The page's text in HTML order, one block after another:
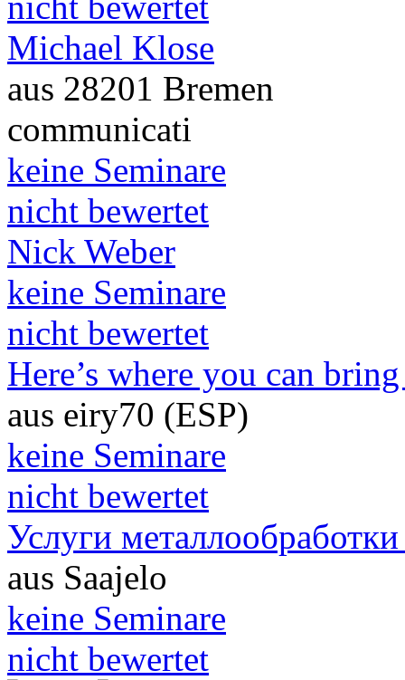
Michael Klose
aus 28201 Bremen
communicati
keine Seminare
nicht bewertet
Nick Weber
keine Seminare
nicht bewertet
Here’s where you can
aus eiry70 (ESP)
keine Seminare
nicht bewertet
Услуги
aus Saajelo
keine Seminare
nicht bewertet